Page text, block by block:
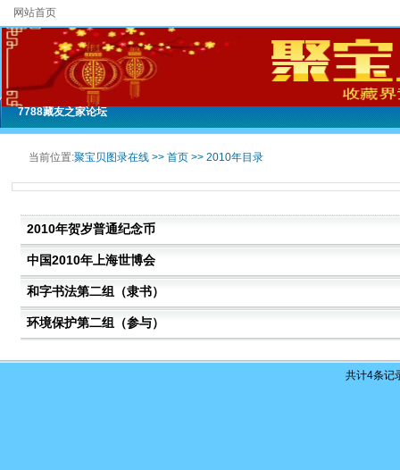
网站首页
7788藏友之家论坛
当前位置:聚宝贝图录在线 >> 首页 >> 2010年目录
2010年贺岁普通纪念币
中国2010年上海世博会
和字书法第二组（隶书）
环境保护第二组（参与）
共计4条记